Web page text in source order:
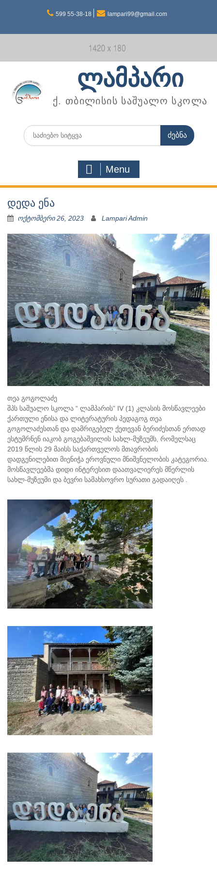
599 55-38-18 lampari99@gmail.com
ლამპარი
ქ. თბილისის საშუალო სკოლა
Search
for:
Menu
დედა ენა
ოქტომბერი 26, 2023 Lampari Admin
თეა გოგოლაძე
შპს საშუალო სკოლა “ ლამპარის” IV (1) კლასის მოსწავლეები
ქართული ენისა და ლიტერატურის პედაგოგ თეა
გოგოლაძესთან და დამრიგებელ ქეთევან ბერიძესთან ერთად
ესტუმრნენ იაკობ გოგებაშვილის სახლ-მუზეუმს, რომელსაც
2019 წლის 29 მაისს საქართველოს მთავრობის
დადგენილებით მიენიჭა ეროვნული მნიშვნელობის კატეგორია.
მოსწავლეებმა დიდი ინტერესით დაათვალიერეს მწერლის
სახლ-მუზეუმი და ბევრი სამახსოვრო სურათი გადაიღეს .